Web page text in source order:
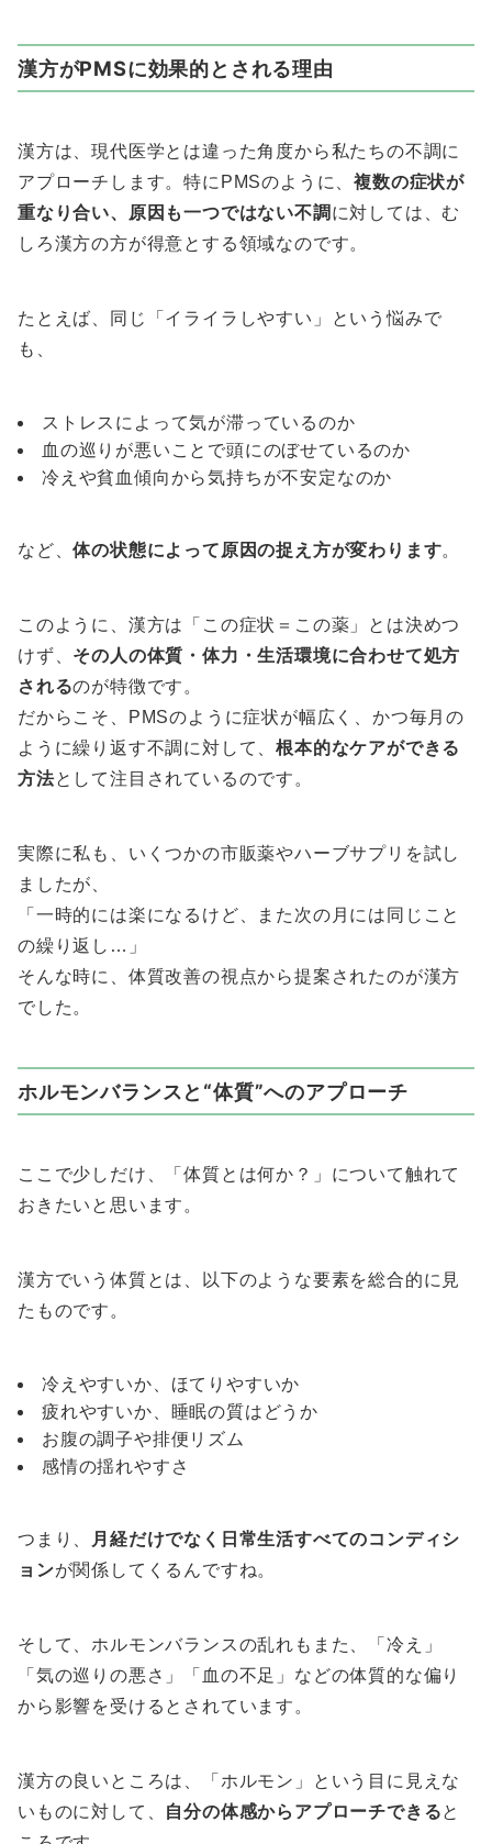
漢方がPMSに効果的とされる理由
漢方は、現代医学とは違った角度から私たちの不調に
アプローチします。特にPMSのように、複数の症状が
重なり合い、原因も一つではない不調 に対しては、む
しろ漢方の方が得意とする領域なのです。
たとえば、同じ「イライラしやすい」という悩みで
も、
ストレスによって気が滞っているのか
血の巡りが悪いことで頭にのぼせているのか
冷えや貧血傾向から気持ちが不安定なのか
など、体の状態によって原因の捉え方が変わります。
このように、漢方は「この症状＝この薬」とは決めつ
けず、 その人の体質・体力・生活環境に合わせて処方
されるのが特徴です。
だからこそ、PMSのように症状が幅広く、かつ毎月の
ように繰り返す不調に対して、根本的なケアができる
方法として注目されているのです。
実際に私も、いくつかの市販薬やハーブサプリを試し
ましたが、
「一時的には楽になるけど、また次の月には同じこと
の繰り返し…」
そんな時に、体質改善の視点から提案されたのが漢方
でした。
ホルモンバランスと“体質”へのアプローチ
ここで少しだけ、「体質とは何か？」について触れて
おきたいと思います。
漢方でいう体質とは、以下のような要素を総合的に見
たものです。
冷えやすいか、ほてりやすいか
疲れやすいか、睡眠の質はどうか
お腹の調子や排便リズム
感情の揺れやすさ
つまり、
月経だけでなく日常生活すべてのコンディシ
ョンが関係してくるんですね。
そして、ホルモンバランスの乱れもまた、「冷え」
「気の巡りの悪さ」「血の不足」などの体質的な偏り
から影響を受けるとされています。
漢方の良いところは、「ホルモン」という目に見えな
いものに対して、 自分の体感からアプローチできると